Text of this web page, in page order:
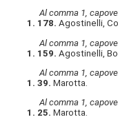
Al comma 1,
1. 178. Agostinelli,
Al comma 1,
1. 159. Agostinelli,
Al comma 1,
1. 39. Marotta.
Al comma 1,
1. 25. Marotta.